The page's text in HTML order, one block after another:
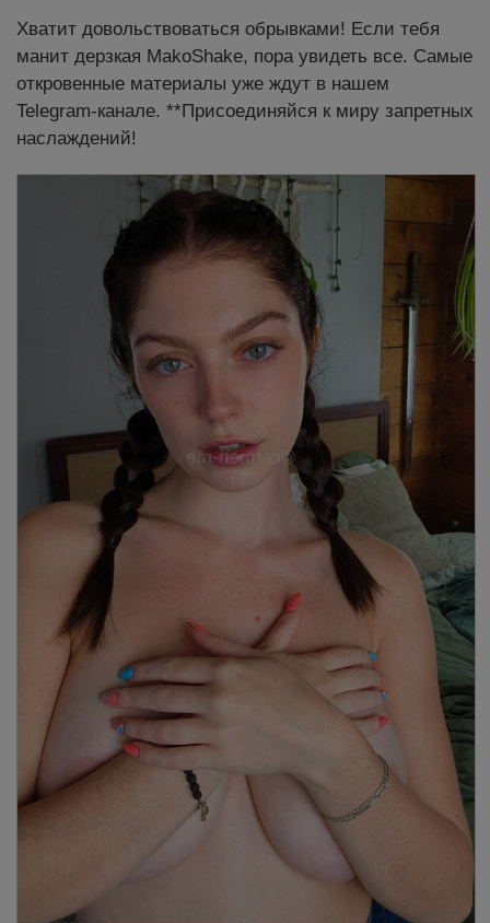
Хватит довольствоваться обрывками! Если тебя
манит дерзкая MakoShake, пора увидеть все. Самые
откровенные материалы уже ждут в нашем
Telegram-канале. **Присоединяйся к миру запретных
наслаждений!